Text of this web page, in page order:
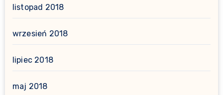
listopad 2018
wrzesień 2018
lipiec 2018
maj 2018